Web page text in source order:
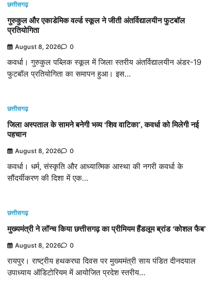
छत्तीसगढ़
गुरुकुल और एकाडेमिक वर्ल्ड स्कूल ने जीती अंतर्विद्यालयीन फुटबॉल
प्रतियोगिता
August 8, 2026 0
कवर्धा। गुरुकुल पब्लिक स्कूल में जिला स्तरीय अंतर्विद्यालयीन अंडर-19
फुटबॉल प्रतियोगिता का समापन हुआ। इस…
छत्तीसगढ़
जिला अस्पताल के सामने बनेगी भव्य ‘शिव वाटिका’, कवर्धा को मिलेगी नई
पहचान
August 8, 2026 0
कवर्धा। धर्म, संस्कृति और आध्यात्मिक आस्था की नगरी कवर्धा के
सौंदर्यीकरण की दिशा में एक…
छत्तीसगढ़
मुख्यमंत्री ने लॉन्च किया छत्तीसगढ़ का प्रीमियम हैंडलूम ब्रांड ‘कोशल फैब’
August 8, 2026 0
रायपुर। राष्ट्रीय हथकरघा दिवस पर मुख्यमंत्री साय पंडित दीनदयाल
उपाध्याय ऑडिटोरियम में आयोजित प्रदेश स्तरीय…